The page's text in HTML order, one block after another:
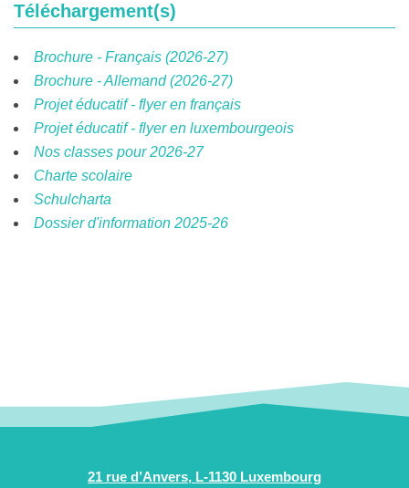
Téléchargement(s)
Brochure - Français (2026-27)
Brochure - Allemand (2026-27)
Projet éducatif - flyer en français
Projet éducatif - flyer en luxembourgeois
Nos classes pour 2026-27
Charte scolaire
Schulcharta
Dossier d'information 2025-26
21 rue d’Anvers, L-1130 Luxembourg